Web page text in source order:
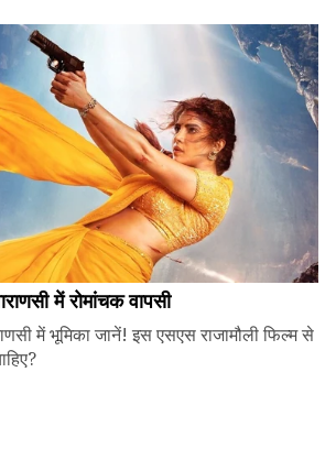
में रोमांचक वापसी
में भूमिका जानें! इस एसएस राजामौली फिल्म से